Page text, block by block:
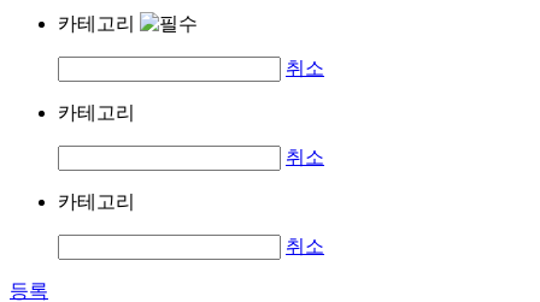
카테고리
취소
카테고리
취소
카테고리
취소
등록